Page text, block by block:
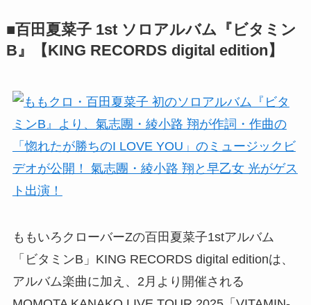
■百田夏菜子 1st ソロアルバム『ビタミン
B』【KING RECORDS digital edition】
ももいろクローバーZの百田夏菜子1stアルバム
「ビタミンB」KING RECORDS digital editionは、
アルバム楽曲に加え、2月より開催される